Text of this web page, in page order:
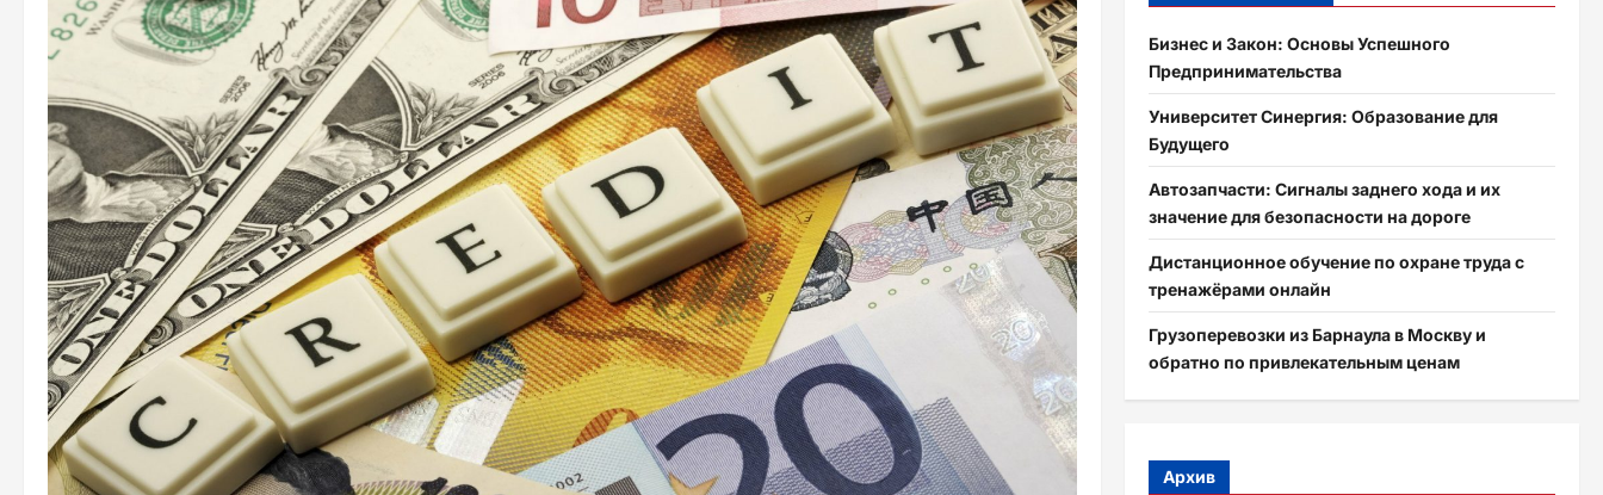
Бизнес и Закон: Основы Успешного
Предпринимательства
Университет Синергия: Образование для
Будущего
Автозапчасти: Сигналы заднего хода и их
значение для безопасности на дороге
Дистанционное обучение по охране труда с
тренажёрами онлайн
Грузоперевозки из Барнаула в Москву и
обратно по привлекательным ценам
Архив